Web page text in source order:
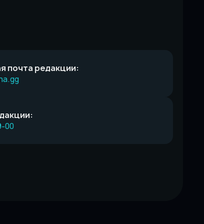
почта редакции:
00